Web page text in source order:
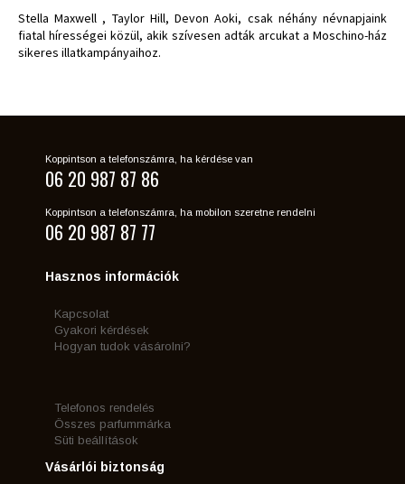
Stella Maxwell , Taylor Hill,Devon Aoki, csak néhány névnapjaink
fiatal hírességei közül, akik szívesen adták arcukat a Moschino-ház
sikeres illatkampányaihoz.
Koppintson a telefonszámra, ha kérdése van
06 20 987 87 86
Koppintson a telefonszámra, ha mobilon szeretne rendelni
06 20 987 87 77
Hasznos információk
Kapcsolat
Gyakori kérdések
Hogyan tudok vásárolni?
Telefonos rendelés
Összes parfummárka
Süti beállítások
Vásárlói biztonság